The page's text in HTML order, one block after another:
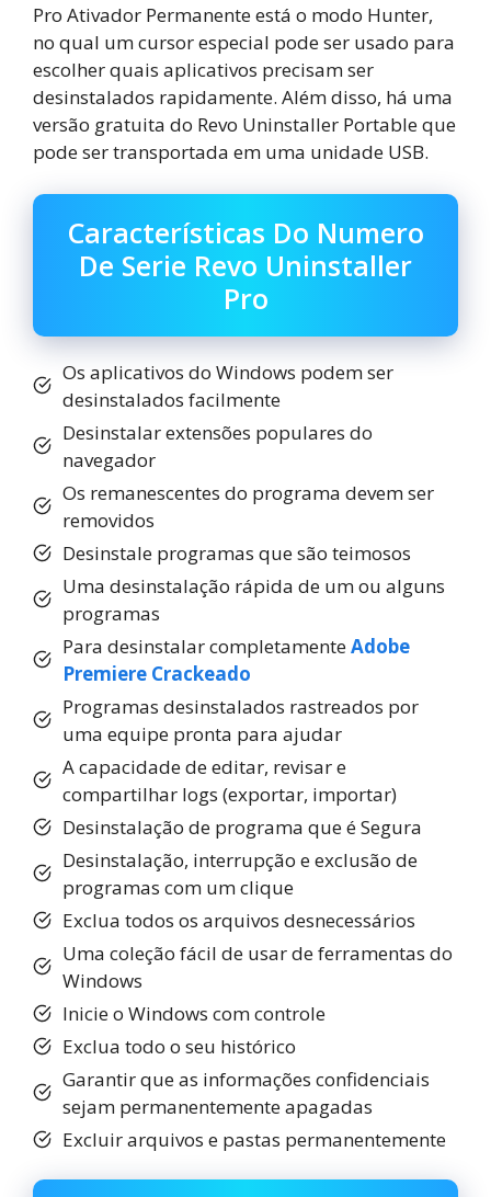
Pro Ativador Permanente está o modo Hunter,
no qual um cursor especial pode ser usado para
escolher quais aplicativos precisam ser
desinstalados rapidamente. Além disso, há uma
versão gratuita do Revo Uninstaller Portable que
pode ser transportada em uma unidade USB.
Características Do Numero
De Serie Revo Uninstaller
Pro
Os aplicativos do Windows podem ser
desinstalados facilmente
Desinstalar extensões populares do
navegador
Os remanescentes do programa devem ser
removidos
Desinstale programas que são teimosos
Uma desinstalação rápida de um ou alguns
programas
Para desinstalar completamenteAdobe
Premiere Crackeado
Programas desinstalados rastreados por
uma equipe pronta para ajudar
A capacidade de editar, revisar e
compartilhar logs (exportar, importar)
Desinstalação de programa que é Segura
Desinstalação, interrupção e exclusão de
programas com um clique
Exclua todos os arquivos desnecessários
Uma coleção fácil de usar de ferramentas do
Windows
Inicie o Windows com controle
Exclua todo o seu histórico
Garantir que as informações confidenciais
sejam permanentemente apagadas
Excluir arquivos e pastas permanentemente